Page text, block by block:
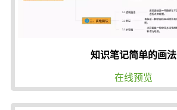
知识笔记简单的画法
在线预览